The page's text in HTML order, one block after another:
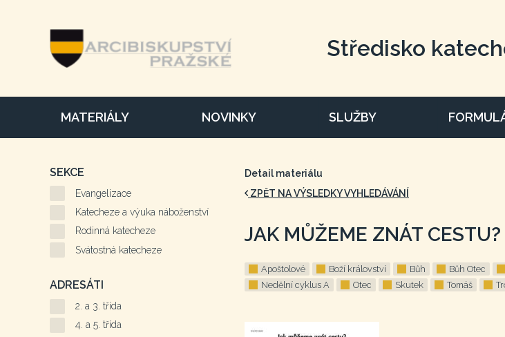
Středisko
MATERIÁLY NOVINKY SLUŽBY
Detail materiálu
ZPĚT NA VÝSLEDKY VYHLEDÁVÁNÍ
JAK MŮŽEME ZNÁT CESTU?
Apoštolové Boží království Bůh Bůh Otec
Nedělní cyklus A
Otec Skutek Tomáš
SEKCE
Evangelizace
Katecheze a výuka náboženství
Rodinná katecheze
Svátostná katecheze
ADRESÁTI
2. a 3. třída
4. a 5. třída